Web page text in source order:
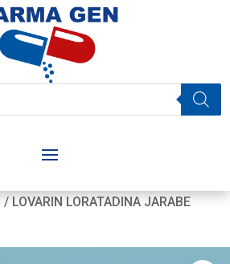
/ LOVARIN LORATADINA JARABE